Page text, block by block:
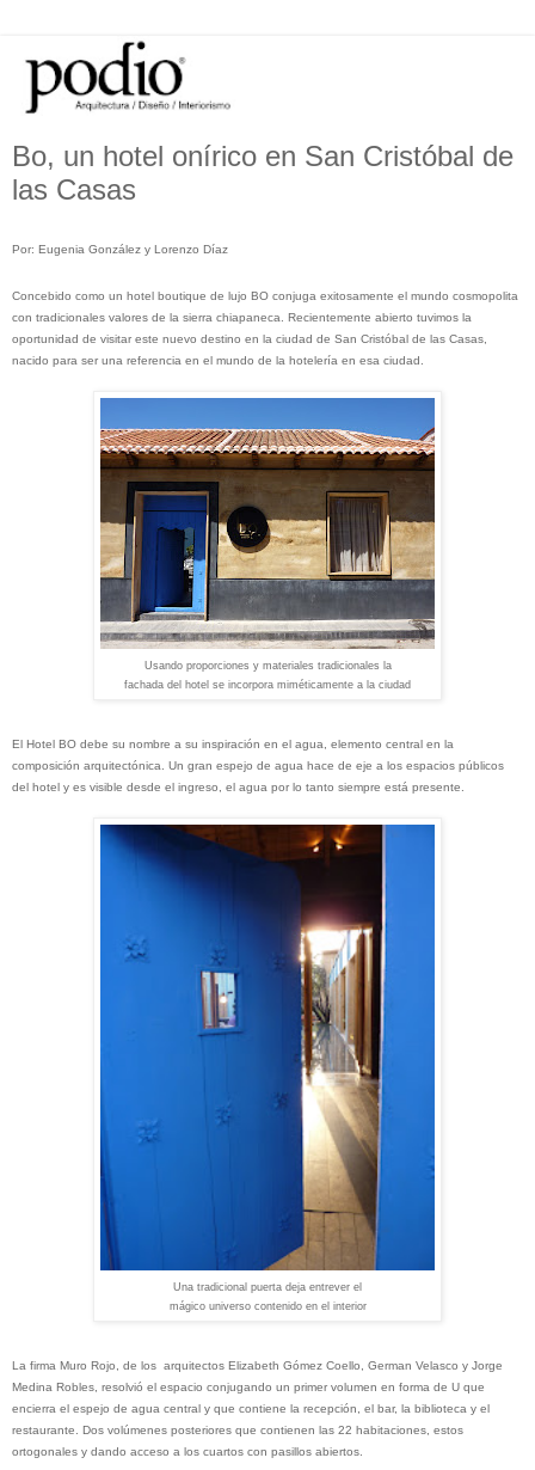
Bo, un hotel onírico en San Cristóbal de
las Casas
Por: Eugenia González y Lorenzo Díaz
Concebido como un hotel boutique de lujo BO conjuga exitosamente el mundo cosmopolita
con tradicionales valores de la sierra chiapaneca. Recientemente abierto tuvimos la
oportunidad de visitar este nuevo destino en la ciudad de San Cristóbal de las Casas,
nacido para ser una referencia en el mundo de la hotelería en esa ciudad.
Usando proporciones y materiales tradicionales la
fachada del hotel se incorpora miméticamente a la ciudad
El Hotel BO debe su nombre a su inspiración en el agua, elemento central en la
composición arquitectónica. Un gran espejo de agua hace de eje a los espacios públicos
del hotel y es visible desde el ingreso, el agua por lo tanto siempre está presente.
Una tradicional puerta deja entrever el
mágico universo contenido en el interior
La firma Muro Rojo, de los arquitectos Elizabeth Gómez Coello, German Velasco y Jorge
Medina Robles, resolvió el espacio conjugando un primer volumen en forma de U que
encierra el espejo de agua central y que contiene la recepción, el bar, la biblioteca y el
restaurante. Dos volúmenes posteriores que contienen las 22 habitaciones, estos
ortogonales y dando acceso a los cuartos con pasillos abiertos.